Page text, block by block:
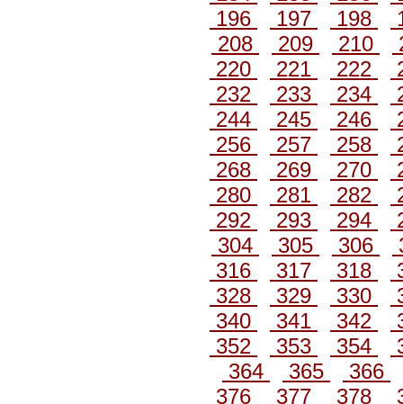
196
197 198
208
209 210
220
221 222
232
233 234
244
245 246
256
257 258
268
269 270
280
281 282
292
293 294
304
305 306
316
317 318
328
329 330
340
341 342
352
353 354
364
365
366
376
377 378